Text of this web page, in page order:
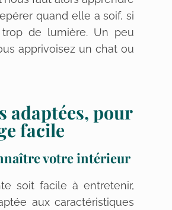
quand elle a soif, si
de lumière. Un peu
apprivoisez un chat ou
adaptées, pour
facile
votre intérieur
soit facile à entretenir,
aux caractéristiques